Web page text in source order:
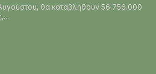
θα καταβληθούν 56.756.000